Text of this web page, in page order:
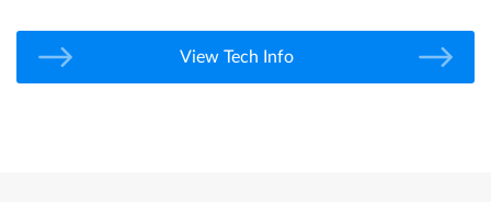
View Tech Info